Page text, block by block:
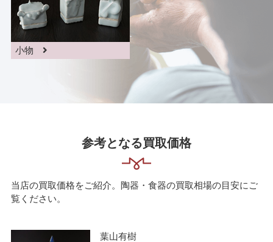
小物
参考となる買取価格
当店の買取価格をご紹介。陶器・食器の買取相場の目安にご
覧ください。
葉山有樹